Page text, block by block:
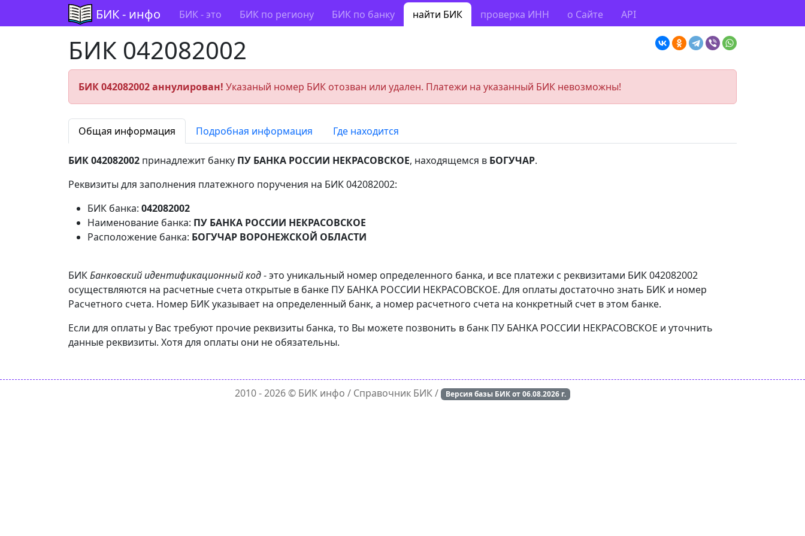
БИК - инфо БИК - это БИК по региону БИК по банку найти БИК проверка ИНН о Сайте API
БИК 042082002
БИК 042082002 аннулирован! Указаный номер БИК отозван или удален. Платежи на указанный БИК невозможны!
Общая информация Подробная информация Где находится
БИК 042082002 принадлежит банку ПУ БАНКА РОССИИ НЕКРАСОВСКОЕ, находящемся в БОГУЧАР.
Реквизиты для заполнения платежного поручения на БИК 042082002:
БИК банка: 042082002
Наименование банка: ПУ БАНКА РОССИИ НЕКРАСОВСКОЕ
Расположение банка: БОГУЧАР ВОРОНЕЖСКОЙ ОБЛАСТИ
БИКБанковский идентификационный код- это уникальный номер определенного банка, и все платежи с реквизитами БИК 042082002
осуществляются на расчетные счета открытые в банке ПУ БАНКА РОССИИ НЕКРАСОВСКОЕ. Для оплаты достаточно знать БИК и номер
Расчетного счета. Номер БИК указывает на определенный банк, а номер расчетного счета на конкретный счет в этом банке.
Если для оплаты у Вас требуют прочие реквизиты банка, то Вы можете позвонить в банк ПУ БАНКА РОССИИ НЕКРАСОВСКОЕ и уточнить
данные реквизиты. Хотя для оплаты они не обязательны.
2010 - 2026 © БИК инфо / Справочник БИК / Версия базы БИК от06.08.2026г.